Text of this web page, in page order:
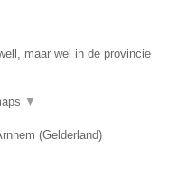
maar wel in de provincie
▼
(Gelderland)